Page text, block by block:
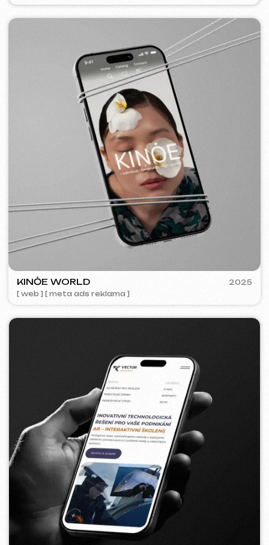
[ smm management ] [ meta ads
reklama ] [ reklama na times square ]
2024
FLAMES
[ web ] [ seo ] [ jídelní lístek ] [ bannery ] [ meta ads reklama ]
2022-25
BAGELLOUNGE
[ smm management ] [ jídelní lístek ] [ design ]
2024